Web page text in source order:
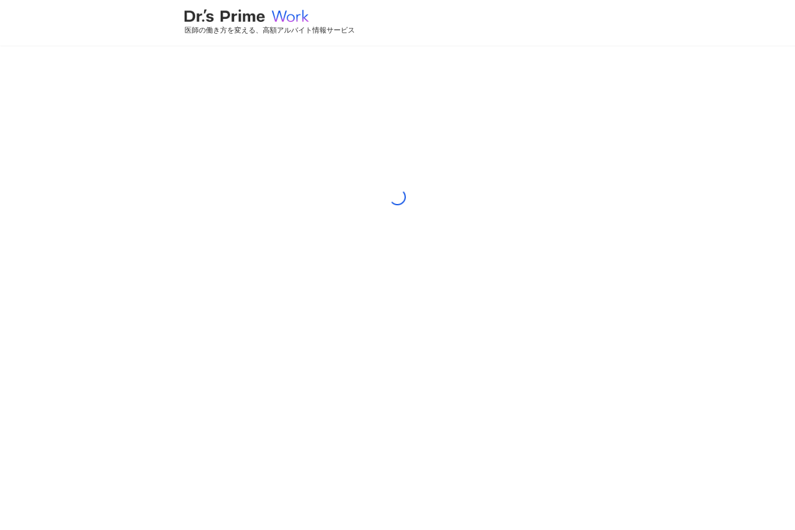
医師の働き方を変える、高額アルバイト情報サービス
Loading...